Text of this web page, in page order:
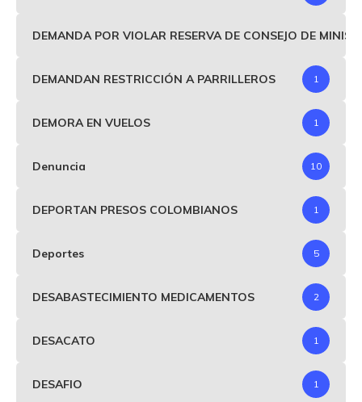
DEMANDA POR VIOLAR RESERVA DE CONSEJO DE
DEMANDAN RESTRICCIÓN A PARRILLEROS 1
DEMORA EN VUELOS 1
Denuncia 10
DEPORTAN PRESOS COLOMBIANOS 1
Deportes 5
DESABASTECIMIENTO MEDICAMENTOS 2
DESACATO 1
DESAFIO 1